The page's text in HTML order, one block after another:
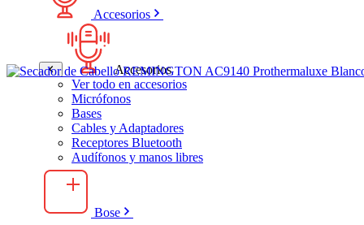
Accesorios
Accesorios
Ver todo en accesorios
Micrófonos
Bases
Cables y Adaptadores
Receptores Bluetooth
Audífonos y manos libres
Bose